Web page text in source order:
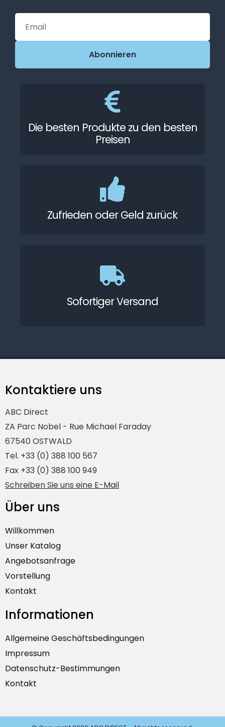
Die besten Produkte zu den besten
Preisen
Zufrieden oder Geld zurück
Sofortiger Versand
Kontaktiere uns
ABC Direct
ZA Parc Nobel - Rue Michael Faraday
67540 OSTWALD
Tel. +33 (0) 388 100 567
Fax +33 (0) 388 100 949
Schreiben Sie uns eine E-Mail
Über uns
Willkommen
Unser Katalog
Angebotsanfrage
Vorstellung
Kontakt
Informationen
Allgemeine Geschäftsbedingungen
Impressum
Datenschutz-Bestimmungen
Kontakt